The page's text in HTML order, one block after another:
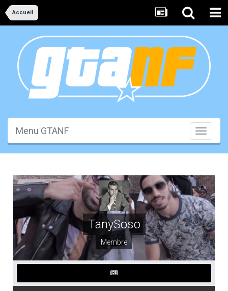
Accueil
Toggle
Menu GTANF
TanySoso
Membre